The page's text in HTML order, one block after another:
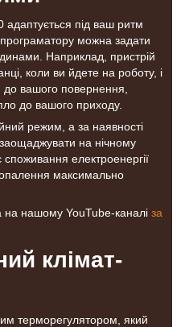
під ваш ритм
можна задати
Наприклад, пристрій
коли ви йдете на роботу, і
до вашого повернення,
до вашого приходу.
режим, а за наявності
на нічному
споживання електроенергії
максимально
нашому YouTube-каналі за
клімат-
терморегулятором, який